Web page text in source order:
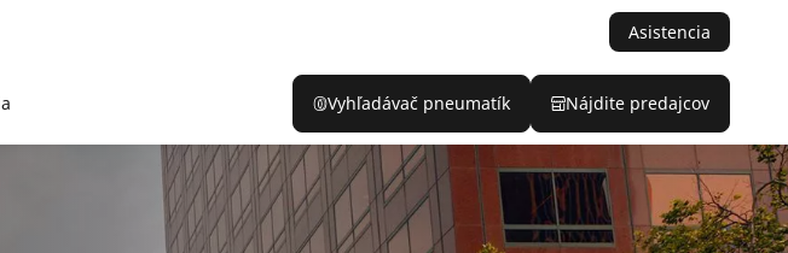
Asistencia
Vyhľadávač pneumatík Nájdite predajcov